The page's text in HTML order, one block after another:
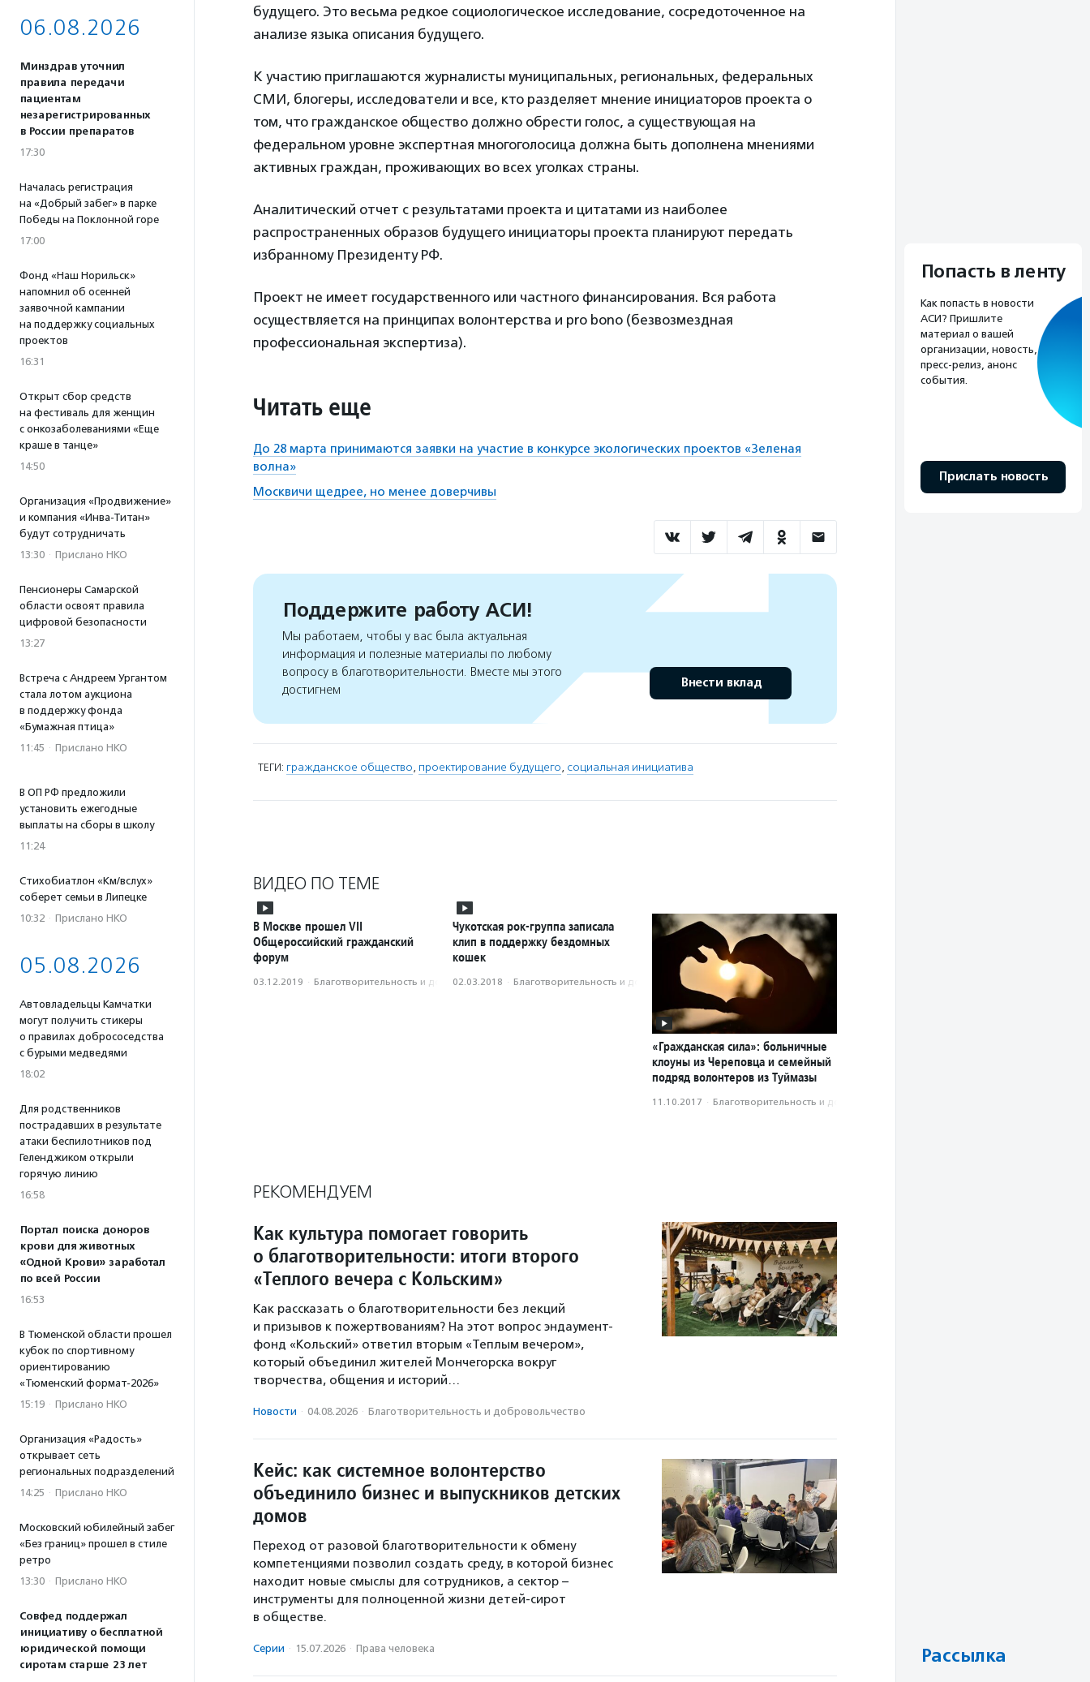
06.08.2026
Минздрав уточнил
правила передачи
пациентам
незарегистрированных
в России препаратов
17:30
Началась регистрация
на «Добрый забег» в парке
Победы на Поклонной горе
17:00
Фонд «Наш Норильск»
напомнил об осенней
заявочной кампании
на поддержку социальных
проектов
16:31
Открыт сбор средств
на фестиваль для женщин
с онкозаболеваниями «Еще
краше в танце»
14:50
Организация «Продвижение»
и компания «Инва-Титан»
будут сотрудничать
13:30 · Прислано НКО
Пенсионеры Самарской
области освоят правила
цифровой безопасности
13:27
Встреча с Андреем Ургантом
стала лотом аукциона
в поддержку фонда
«Бумажная птица»
11:45 · Прислано НКО
В ОП РФ предложили
установить ежегодные
выплаты на сборы в школу
11:24
Стихобиатлон «Км/вслух»
соберет семьи в Липецке
10:32 · Прислано НКО
05.08.2026
Автовладельцы Камчатки
могут получить стикеры
о правилах добрососедства
с бурыми медведями
18:02
Для родственников
пострадавших в результате
атаки беспилотников под
Геленджиком открыли
горячую линию
16:58
Портал поиска доноров
крови для животных
«Одной Крови» заработал
по всей России
16:53
В Тюменской области прошел
кубок по спортивному
ориентированию
«Тюменский формат-2026»
15:19 · Прислано НКО
Организация «Радость»
открывает сеть
региональных подразделений
14:25 · Прислано НКО
Московский юбилейный забег
«Без границ» прошел в стиле
ретро
13:30 · Прислано НКО
Совфед поддержал
инициативу о бесплатной
юридической помощи
сиротам старше 23 лет
будущего. Это весьма редкое социологическое исследование, сосредоточенное на
анализе языка описания будущего.
К участию приглашаются журналисты муниципальных, региональных, федеральных
СМИ, блогеры, исследователи и все, кто разделяет мнение инициаторов проекта о
том, что гражданское общество должно обрести голос, а существующая на
федеральном уровне экспертная многоголосица должна быть дополнена мнениями
активных граждан, проживающих во всех уголках страны.
Аналитический отчет с результатами проекта и цитатами из наиболее
распространенных образов будущего инициаторы проекта планируют передать
избранному Президенту РФ.
Проект не имеет государственного или частного финансирования. Вся работа
осуществляется на принципах волонтерства и pro bono (безвозмездная
профессиональная экспертиза).
Читать еще
До 28 марта принимаются заявки на участие в конкурсе экологических проектов «Зеленая
волна»
Москвичи щедрее, но менее доверчивы
Поддержите работу АСИ!
Мы работаем, чтобы у вас была актуальная
информация и полезные материалы по любому
вопросу в благотворительности. Вместе мы этого
достигнем
Внести вклад
ТЕГИ: гражданское общество, проектирование будущего, социальная инициатива
ВИДЕО ПО ТЕМЕ
В Москве прошел VII
Общероссийский гражданский
форум
03.12.2019 · Благотвори­тель­ность и доброволь­чест­во
Чукотская рок-группа записала
клип в поддержку бездомных
кошек
02.03.2018 · Благотвори­тель­ность и доброволь­чест­во
«Гражданская сила»: больничные
клоуны из Череповца и семейный
подряд волонтеров из Туймазы
11.10.2017 · Благотвори­тель­ность и доброволь­чест­во
РЕКОМЕНДУЕМ
Как культура помогает говорить
о благотворительности: итоги второго
«Теплого вечера с Кольским»
Как рассказать о благотворительности без лекций
и призывов к пожертвованиям? На этот вопрос эндаумент-
фонд «Кольский» ответил вторым «Теплым вечером»,
который объединил жителей Мончегорска вокруг
творчества, общения и историй…
Новости · 04.08.2026 · Благотвори­тель­ность и доброволь­чест­во
Кейс: как системное волонтерство
объединило бизнес и выпускников детских
домов
Переход от разовой благотворительности к обмену
компетенциями позволил создать среду, в которой бизнес
находит новые смыслы для сотрудников, а сектор –
инструменты для полноценной жизни детей-сирот
в обществе.
Серии · 15.07.2026 · Права человека
Попасть в ленту
Как попасть в новости
АСИ? Пришлите
материал о вашей
организации, новость,
пресс-релиз, анонс
события.
Прислать новость
Рассылка